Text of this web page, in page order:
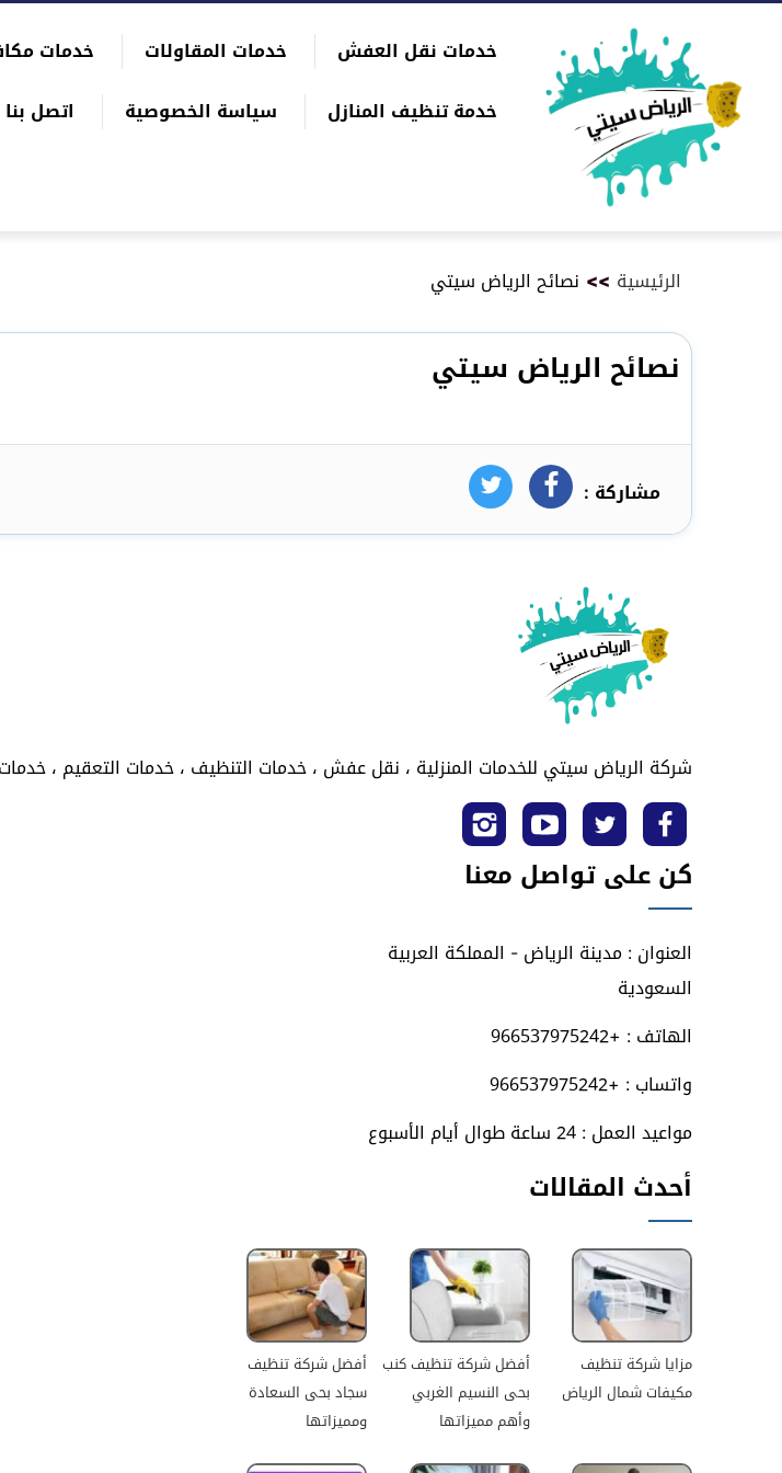
المحتوى
خدمات نقل العفش خدمات المقاولات خدمات
خدمة تنظيف المنازل
سياسة الخصوصية اتصل بنا
الرئيسية >> نصائح الرياض سيتي
نصائح الرياض سيتي
مشاركة : فيسبوكتويتر
شركة الرياض سيتي للخدمات المنزلية ، نقل عفش ، خدمات التنظيف ، خدمات التعقيم ،
تابعنا
على
فيسبوك
تابعنا
على
تويتر
تابعنا
على
يوتيوب
تابعنا
على
انستجرام
كن على تواصل معنا
العنوان : مدينة الرياض - المملكة العربية
السعودية
الهاتف : +966537975242
واتساب : +966537975242
مواعيد العمل : 24 ساعة طوال أيام الأسبوع
أحدث المقالات
مزايا شركة تنظيف
مكيفات شمال الرياض
أفضل شركة تنظيف كنب
بحى النسيم الغربي
وأهم مميزاتها
أفضل شركة تنظيف
سجاد بحى السعادة
ومميزاتها